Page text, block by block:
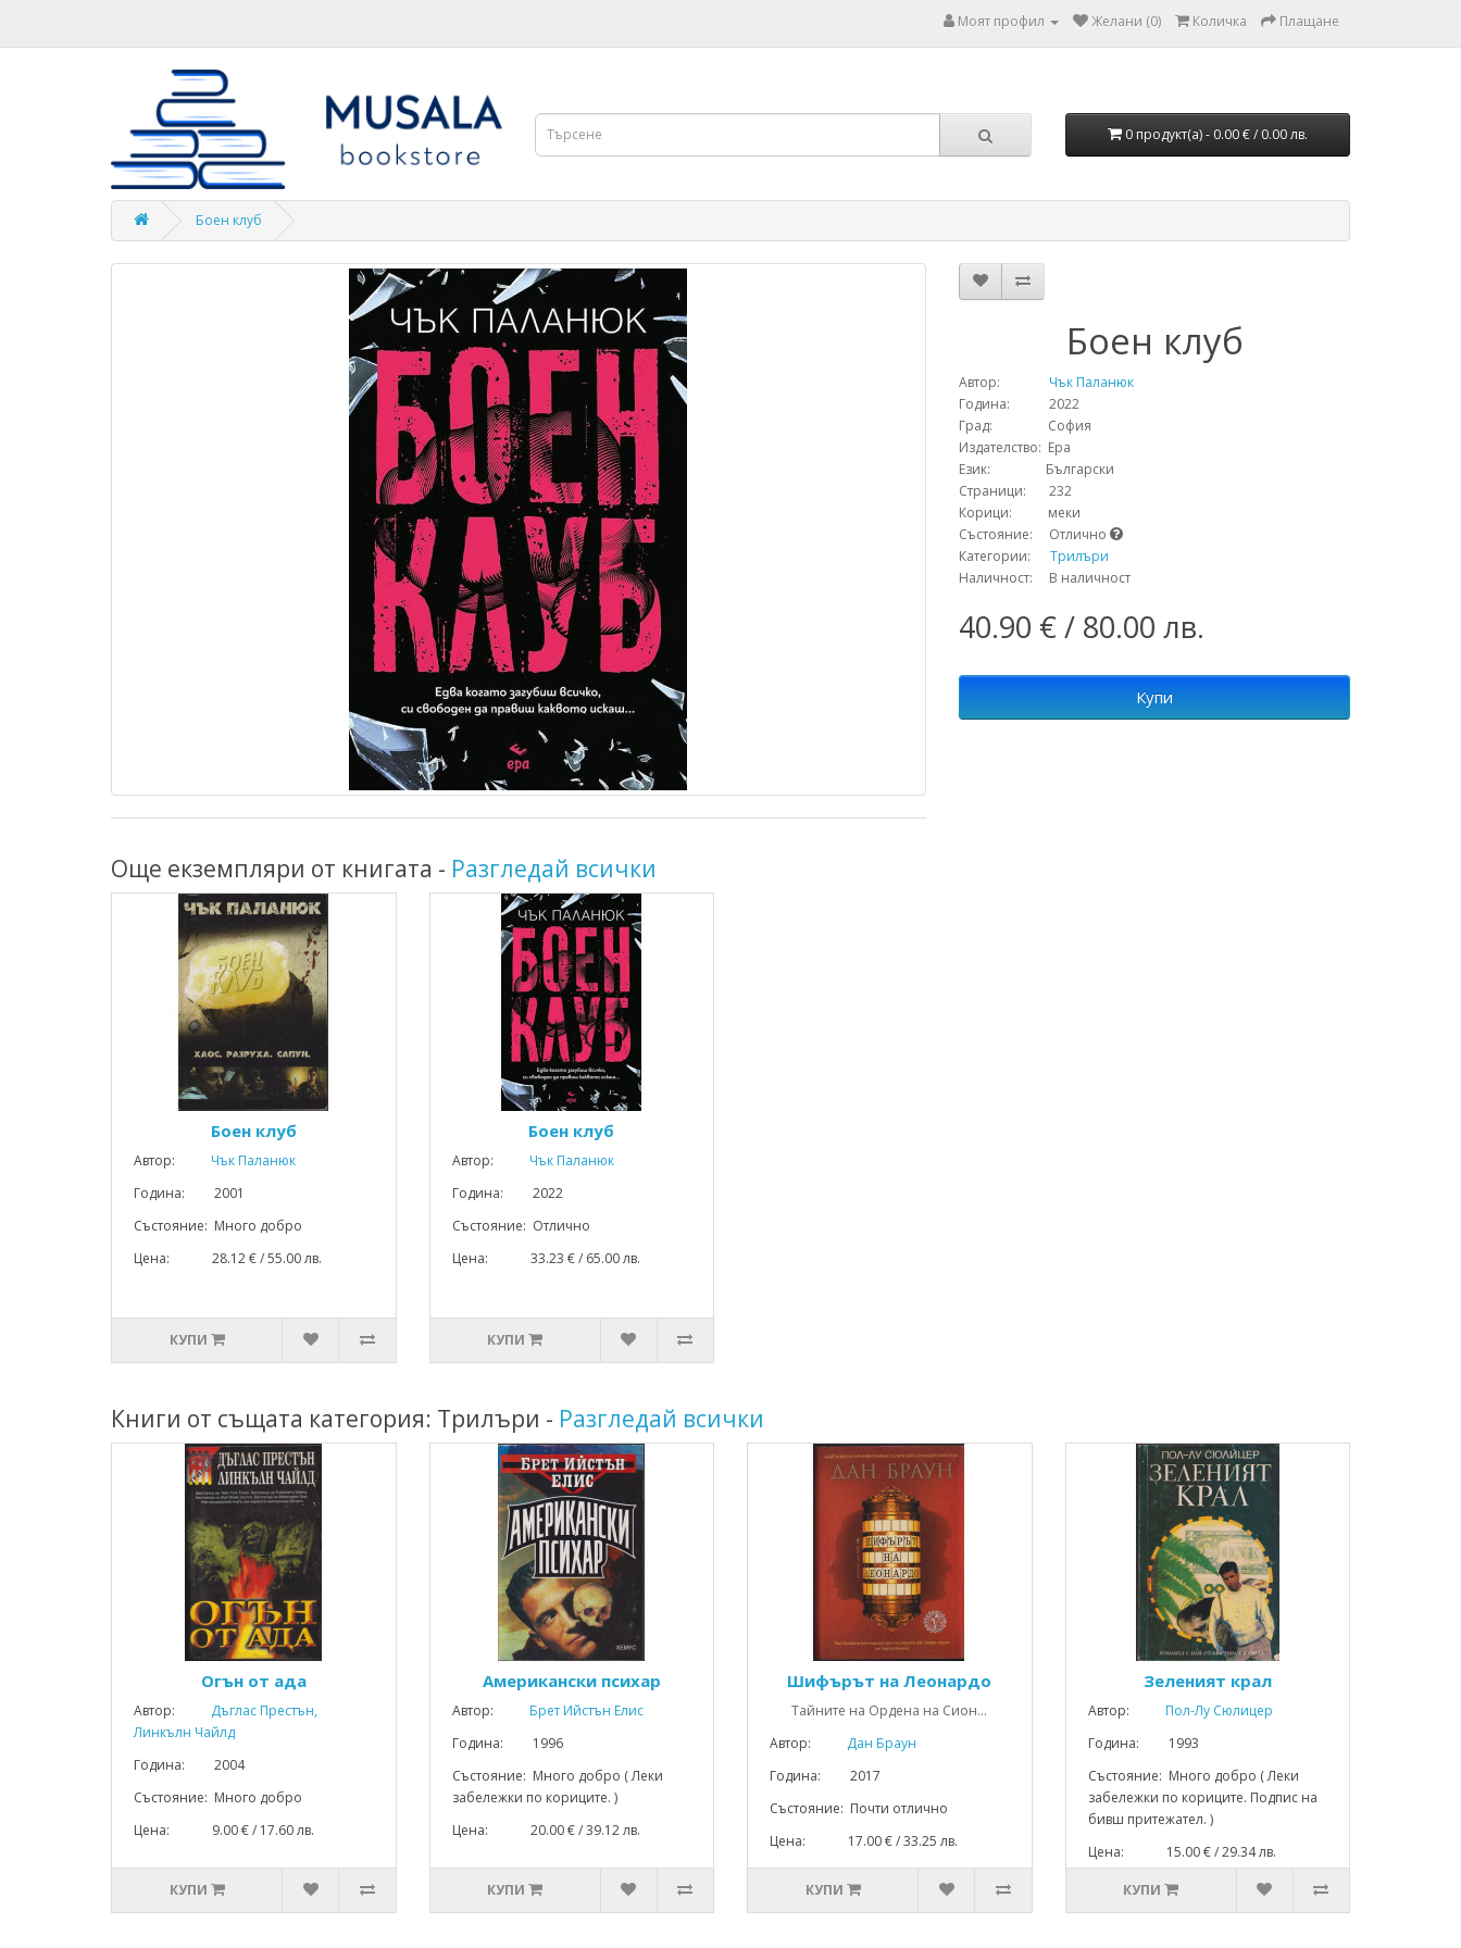
Моят профил Желани (0) Количка Плащане
0 продукт(а) - 0.00 € / 0.00 лв.
Боен клуб
Боен клуб
Автор:
Чък Паланюк
Година: 2022
Град: София
Издателство: Ера
Език: Български
Страници: 232
Корици: меки
Състояние: Отлично
Категории: Трилъри
Наличност: В наличност
40.90 € / 80.00 лв.
Купи
Още екземпляри от книгата - Разгледай всички
Боен клуб
Автор:
Чък Паланюк
Година: 2001
Състояние: Много добро
Цена: 28.12 € / 55.00 лв.
КУПИ
Боен клуб
Автор:
Чък Паланюк
Година: 2022
Състояние: Отлично
Цена: 33.23 € / 65.00 лв.
КУПИ
Книги от същата категория: Трилъри - Разгледай всички
Огън от ада
Автор:
Дъглас Престън,
Линкълн Чайлд
Година: 2004
Състояние: Много добро
Цена: 9.00 € / 17.60 лв.
КУПИ
Американски психар
Автор:
Брет Ийстън Елис
Година: 1996
Състояние: Много добро ( Леки
забележки по кориците. )
Цена: 20.00 € / 39.12 лв.
КУПИ
Шифърът на Леонардо
Тайните на Ордена на Сион...
Автор:
Дан Браун
Година: 2017
Състояние: Почти отлично
Цена: 17.00 € / 33.25 лв.
КУПИ
Зеленият крал
Автор:
Пол-Лу Сюлицер
Година: 1993
Състояние: Много добро ( Леки
забележки по кориците. Подпис на
бивш притежател. )
Цена: 15.00 € / 29.34 лв.
КУПИ